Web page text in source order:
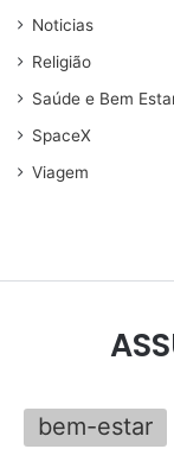
Noticias
Religião
Saúde e Bem
SpaceX
Viagem
bem-estar